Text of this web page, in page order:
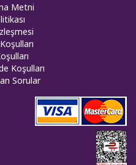
Metni
Koşulları
Sorular